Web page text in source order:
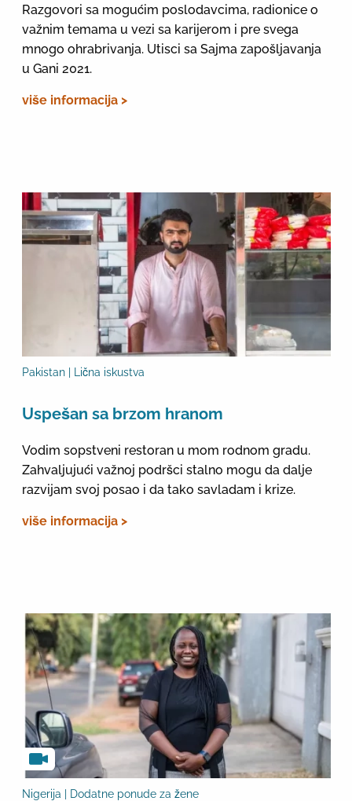
Razgovori sa mogućim poslodavcima, radionice o
važnim temama u vezi sa karijerom i pre svega
mnogo ohrabrivanja. Utisci sa Sajma zapošljavanja
u Gani 2021.
više informacija >
Pakistan | Lična iskustva
Uspešan sa brzom hranom
Vodim sopstveni restoran u mom rodnom gradu.
Zahvaljujući važnoj podršci stalno mogu da dalje
razvijam svoj posao i da tako savladam i krize.
više informacija >
Nigerija | Dodatne ponude za žene